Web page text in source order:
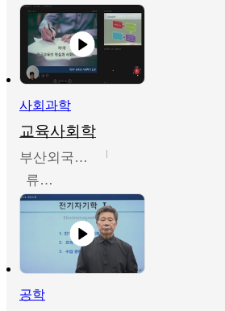
사회과학
교육사회학
부산외국어대학교
류영철
공학